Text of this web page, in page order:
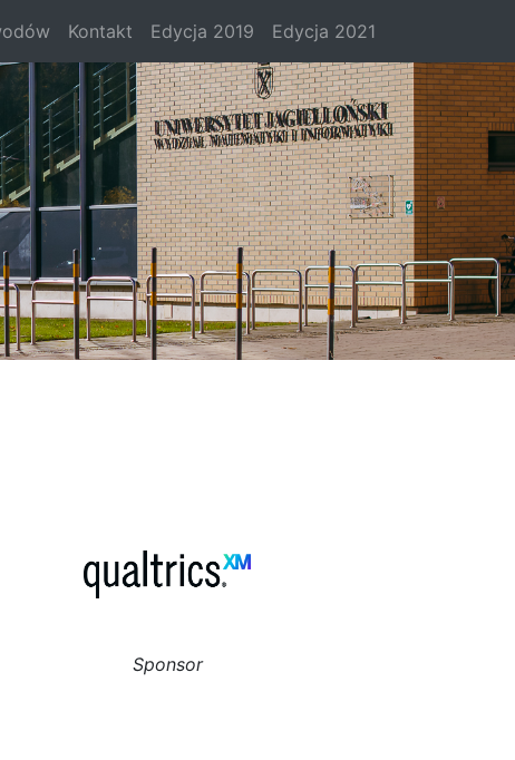
Kontakt Edycja 2019 Edycja 2021
Sponsor